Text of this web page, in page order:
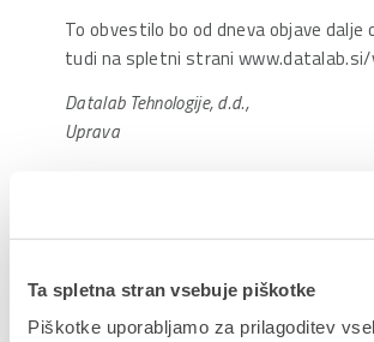
Ta spletna stran vsebuje piškotke
Piškotke uporabljamo za prilagoditev
To obvestilo bo od dneva objave dalje
tudi na spletni strani
Datalab Tehnologije, d.d.,
Uprava
Delite prispevek